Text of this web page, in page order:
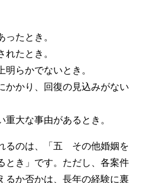
たとき。
たとき。
らかでないとき。
かり、回復の見込みがない
大な事由があるとき。
るのは、「五 その他婚姻を
とき」です。ただし、各案件
るか否かは、長年の経験に裏